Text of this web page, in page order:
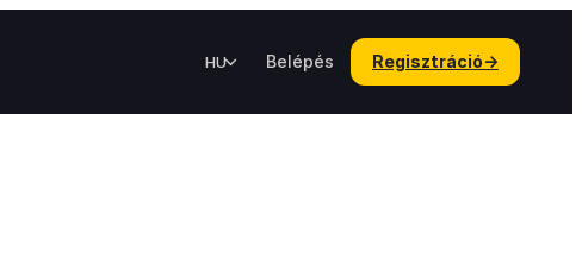
HU Belépés Regisztráció→